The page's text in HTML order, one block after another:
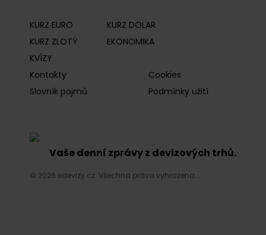
KURZ EURO
KURZ DOLAR
KURZ ZLOTÝ
EKONOMIKA
KVÍZY
Kontakty
Cookies
Slovník pojmů
Podmínky užití
Vaše denní zprávy z devizových trhů.
© 2026 edevizy.cz. Všechna práva vyhrazena.